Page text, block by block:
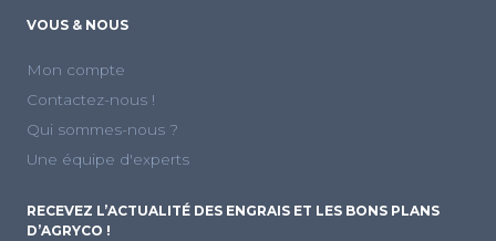
VOUS & NOUS
Mon compte
Contactez-nous !
Qui sommes-nous ?
Une équipe d'experts
RECEVEZ L’ACTUALITÉ DES ENGRAIS ET LES BONS PLANS
D’AGRYCO !